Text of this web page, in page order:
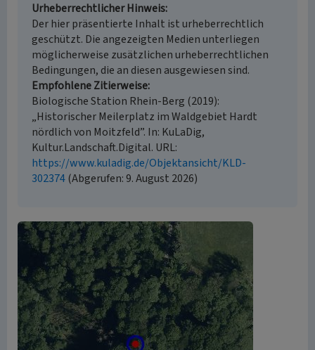
Urheberrechtlicher Hinweis
Der hier präsentierte Inhalt ist urheberrechtlich
geschützt. Die angezeigten Medien unterliegen
möglicherweise zusätzlichen urheberrechtlichen
Bedingungen, die an diesen ausgewiesen sind.
Empfohlene Zitierweise
Biologische Station Rhein-Berg (2019):
„Historischer Meilerplatz im Waldgebiet Hardt
nördlich von Moitzfeld”. In: KuLaDig,
Kultur.Landschaft.Digital. URL:
https://www.kuladig.de/Objektansicht/KLD-
302374(Abgerufen: 9. August 2026)